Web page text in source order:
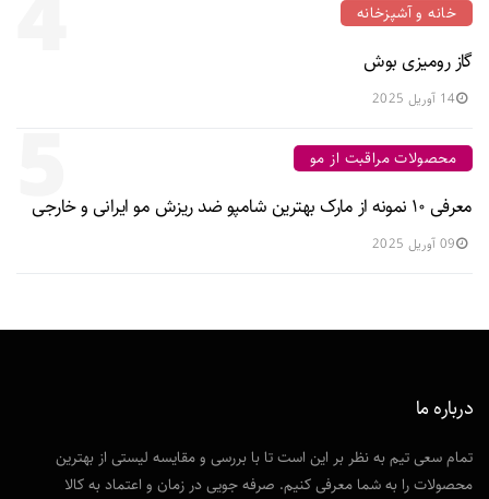
خانه و آشپزخانه
گاز رومیزی بوش
14 آوریل 2025
5 محصولات مراقبت از مو
معرفی ۱۰ نمونه از مارک بهترین شامپو ضد ریزش مو ایرانی و خارجی
09 آوریل 2025
درباره ما
تمام سعی تیم به نظر بر این است تا با بررسی و مقایسه لیستی از بهترین
محصولات را به شما معرفی کنیم. صرفه جویی در زمان و اعتماد به کالا